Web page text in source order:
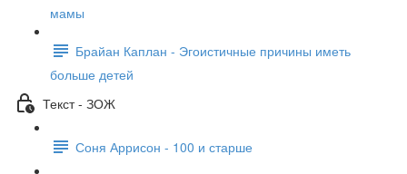
мамы
Брайан Каплан - Эгоистичные причины иметь
больше детей
Текст - ЗОЖ
Соня Аррисон - 100 и старше